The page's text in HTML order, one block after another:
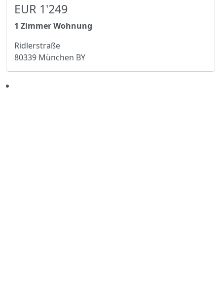
EUR 1'249
1 Zimmer Wohnung
Ridlerstraße
80339 München BY